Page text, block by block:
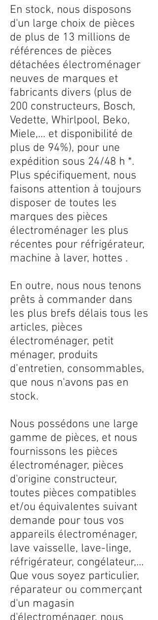
En stock, nous disposons
d'un large choix de pièces
de plus de 13 millions de
références de pièces
détachées électroménager
neuves de marques et
fabricants divers (plus de
200 constructeurs, Bosch,
Vedette, Whirlpool, Beko,
Miele,... et disponibilité de
plus de 94%), pour une
expédition sous 24/48 h *.
Plus spécifiquement, nous
faisons attention à toujours
disposer de toutes les
marques des pièces
électroménager les plus
récentes pour réfrigérateur,
machine à laver, hottes .
En outre, nous nous tenons
prêts à commander dans
les plus brefs délais tous les
articles, pièces
électroménager, petit
ménager, produits
d’entretien, consommables,
que nous n'avons pas en
stock.
Nous possédons une large
gamme de pièces, et nous
fournissons les pièces
électroménager, pièces
d'origine constructeur,
toutes pièces compatibles
et/ou équivalentes suivant
demande pour tous vos
appareils électroménager,
lave vaisselle, lave-linge,
réfrigérateur, congélateur,...
Que vous soyez particulier,
réparateur ou commerçant
d'un magasin